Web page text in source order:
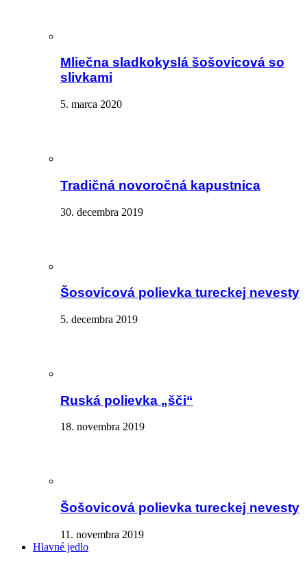
Mliečna sladkokyslá šošovicová so
slivkami
5. marca 2020
Tradičná novoročná kapustnica
30. decembra 2019
Šosovicová polievka tureckej nevesty
5. decembra 2019
Ruská polievka „šči“
18. novembra 2019
Šošovicová polievka tureckej nevesty
11. novembra 2019
Hlavné jedlo